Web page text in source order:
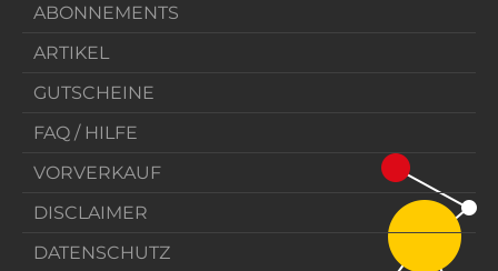
ABONNEMENTS
ARTIKEL
GUTSCHEINE
FAQ / HILFE
VORVERKAUF
DISCLAIMER
DATENSCHUTZ